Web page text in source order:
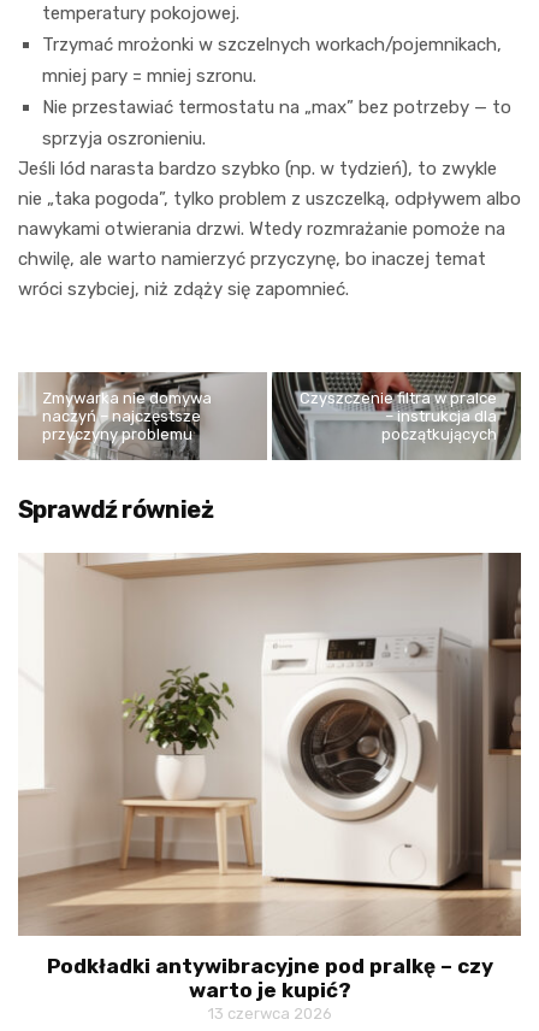
temperatury pokojowej.
Trzymać mrożonki w szczelnych workach/pojemnikach,
mniej pary = mniej szronu.
Nie przestawiać termostatu na „max” bez potrzeby — to
sprzyja oszronieniu.
Jeśli lód narasta bardzo szybko (np. w tydzień), to zwykle
nie „taka pogoda”, tylko problem z uszczelką, odpływem albo
nawykami otwierania drzwi. Wtedy rozmrażanie pomoże na
chwilę, ale warto namierzyć przyczynę, bo inaczej temat
wróci szybciej, niż zdąży się zapomnieć.
Zmywarka nie domywa
naczyń – najczęstsze
przyczyny problemu
Czyszczenie filtra w pralce
– instrukcja dla
początkujących
Sprawdź również
Podkładki antywibracyjne pod pralkę – czy
warto je kupić?
13 czerwca 2026